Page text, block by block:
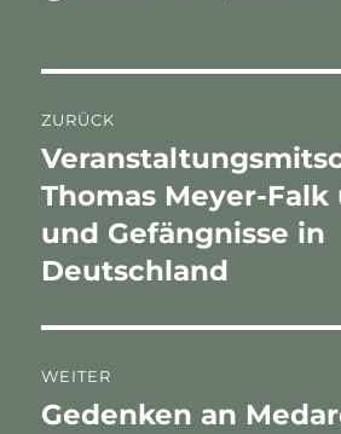
ZURÜCK
Vorheriger
Beitrag:
Thomas Meyer-
und Gefängnisse in
Deutschland
WEITER
Nächster
Gedenken an